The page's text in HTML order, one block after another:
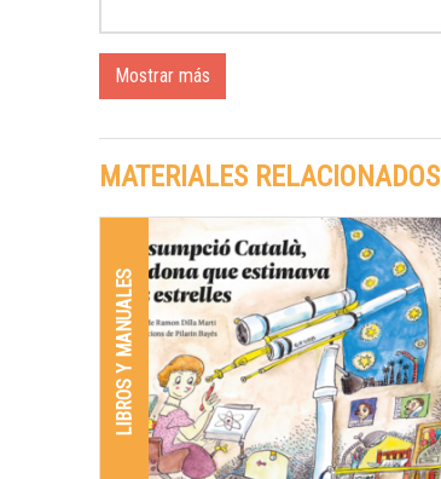
Mostrar más
MATERIALES RELACIONADOS
LIBROS Y MANUALES